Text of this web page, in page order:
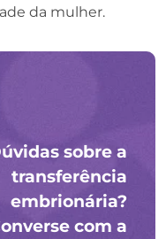
da mulher.
sobre a
transferência
embrionária?
com a